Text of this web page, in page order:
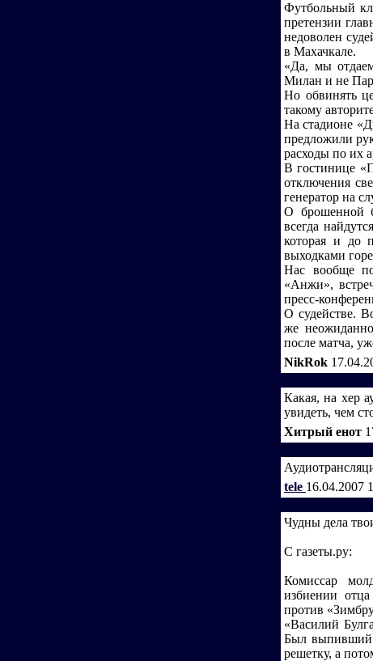
Футбольный
претензии
недоволен
в Махачкале.
«Да, мы
Милан и не
Но обвинять
такому
На стадионе
предложили
расходы по их
В гостинице
отключения
генератор на
О брошенной
всегда
которая и до
выходками
Нас вообще
«Анжи»,
пресс-
О судействе.
же
после матча,
NikRok
Какая, на хер
увидеть, чем
Хитрый енот
tele 16.04.2007
Чудны дела
С газеты.ру:
Комиссар
избиении
против
«Василий
Был выпивший.
решетку, а